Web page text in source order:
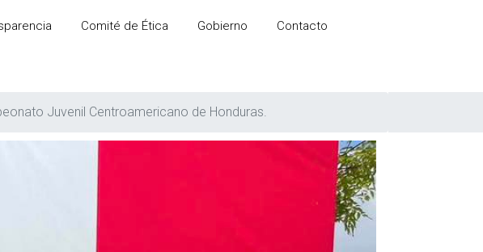
Comité de Ética Gobierno Contacto
Juvenil Centroamericano de Honduras.